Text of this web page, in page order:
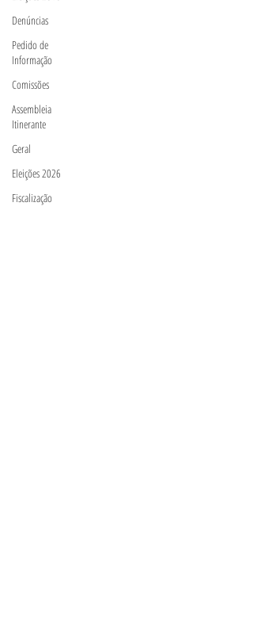
Denúncias
Pedido de
Informação
Comissões
Assembleia
Itinerante
Geral
Eleições 2026
Fiscalização